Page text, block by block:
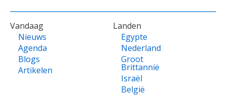
VOET
Vandaag
Nieuws
Agenda
Blogs
Artikelen
Landen
Egypte
Nederland
Groot
Brittannië
Israël
België